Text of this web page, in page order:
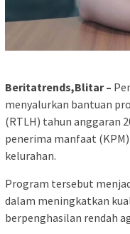
Beritatrends,Blitar –
menyalurkan bantuan
(RTLH) tahun anggaran
penerima manfaat
kelurahan.
Program tersebut
dalam meningkatkan
berpenghasilan rendah